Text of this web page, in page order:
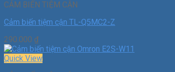
CẢM BIẾN TIỆM CẬN
Cảm biến tiệm cận TL-Q5MC2-Z
290.000 ₫
Quick View